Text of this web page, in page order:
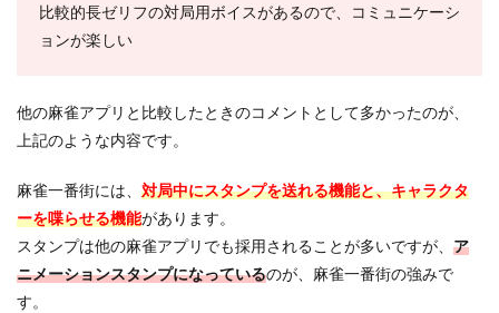
比較的長ゼリフの対局用ボイスがあるので、コミュニケーシ
ョンが楽しい
他の麻雀アプリと比較したときのコメントとして多かったのが、
上記のような内容です。
麻雀一番街には、 対局中にスタンプを送れる機能と、キャラクタ
ーを喋らせる機能があります。
スタンプは他の麻雀アプリでも採用されることが多いですが、 ア
ニメーションスタンプになっているのが、麻雀一番街の強みで
す。